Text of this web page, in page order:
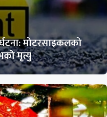
मोटरसाइकलको
मृत्यु